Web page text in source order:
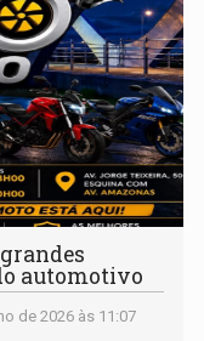
automotivo
de 2026 às 11:07